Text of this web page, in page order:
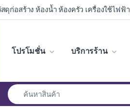
ดุก่อสร้าง ห้องน้ำ ห้องครัว เครื่องใช้ไฟฟ้า
โปรโมชั่น บริการร้าน